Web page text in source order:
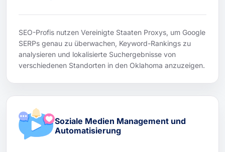
SEO-Profis nutzen Vereinigte Staaten Proxys, um Google
SERPs genau zu überwachen, Keyword-Rankings zu
analysieren und lokalisierte Suchergebnisse von
verschiedenen Standorten in den Oklahoma anzuzeigen.
Soziale Medien Management und
Automatisierung